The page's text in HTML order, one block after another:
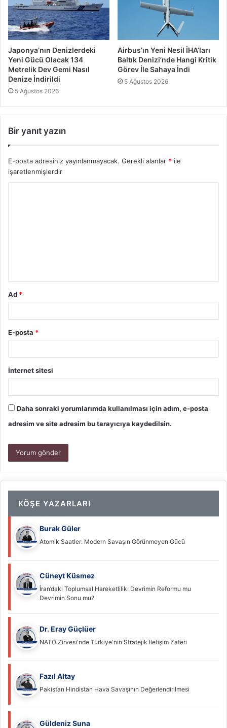
Japonya’nın Denizlerdeki
Yeni Gücü Olacak 134
Metrelik Dev Gemi Nasıl
Denize İndirildi
5 Ağustos 2026
Airbus’ın Yeni Nesil İHA’ları
Baltık Denizi’nde Hangi Kritik
Görev İle Sahaya İndi
5 Ağustos 2026
Bir yanıt yazın
E-posta adresiniz yayınlanmayacak. Gerekli alanlar * ile
işaretlenmişlerdir
Ad *
E-posta *
İnternet sitesi
Daha sonraki yorumlarımda kullanılması için adım, e-posta
adresim ve site adresim bu tarayıcıya kaydedilsin.
KÖŞE YAZARLARI
Burak Güler
Atomik Saatler: Modern Savaşın Görünmeyen Gücü
Cüneyt Küsmez
İran’daki Toplumsal Hareketlilik: Devrimin Reformu mu
Devrimin Sonu mu?
Dr. Eray Güçlüer
NATO Zirvesi'nde Türkiye'nin Stratejik İletişim Zaferi
Fazıl Altay
Pakistan Hindistan Hava Savaşının Değerlendirilmesi
Güldeniz Suna